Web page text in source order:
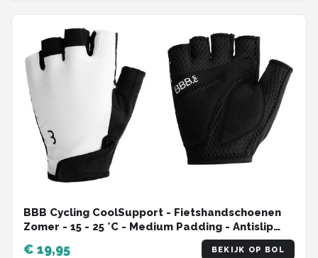
BBB Cycling CoolSupport - Fietshandschoenen
Zomer - 15 - 25 °C - Medium Padding - Antislip
Handpalm - Unisex Wielrenhandschoenen - Wit
€ 19,95 BEKIJK OP BOL